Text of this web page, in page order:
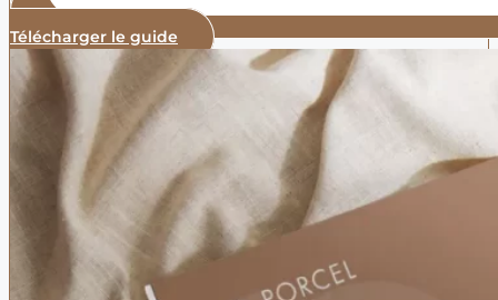
Télécharger le guide